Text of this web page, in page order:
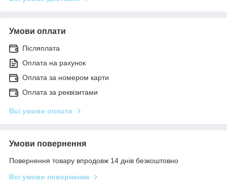
Умови оплати
Післяплата
Оплата на рахунок
Оплата за номером карти
Оплата за реквізитами
Всі умови оплати
Умови повернення
Повернення товару впродовж 14 днів безкоштовно
Всі умови повернення